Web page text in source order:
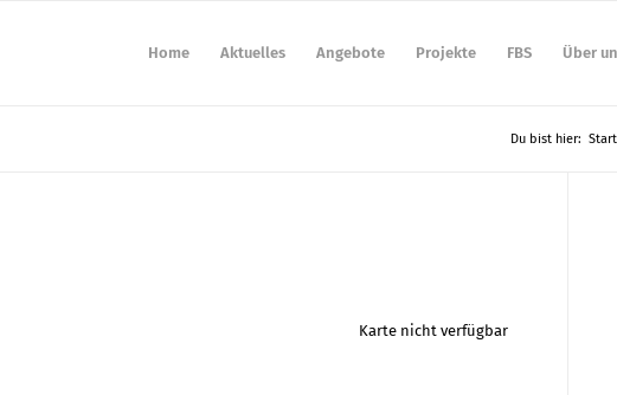
Home Aktuelles Angebote Projekte FBS Über
Du bist hier:
Karte nicht verfügbar